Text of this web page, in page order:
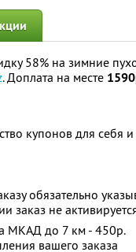
58% на зимние
. Доплата на месте
купонов для себя
обязательно
заказ не
МКАД до 7 км - 450р.
вашего заказа